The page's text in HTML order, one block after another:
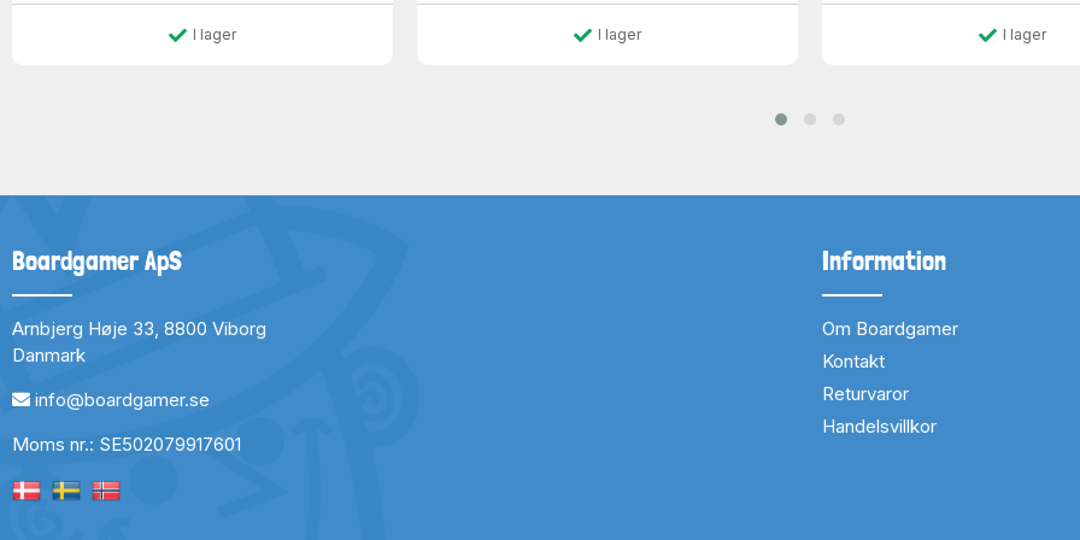
I lager I lager I lager
Boardgamer ApS
Arnbjerg Høje 33, 8800 Viborg
Danmark
info@boardgamer.se
Moms nr.: SE502079917601
Information
Om Boardgamer
Kontakt
Returvaror
Handelsvillkor